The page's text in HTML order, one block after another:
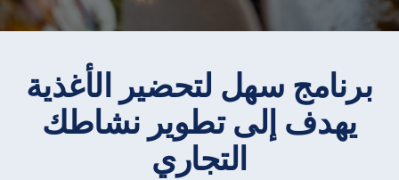
برنامج سهل لتحضير الأغذية
يهدف إلى تطوير نشاطك
التجاري